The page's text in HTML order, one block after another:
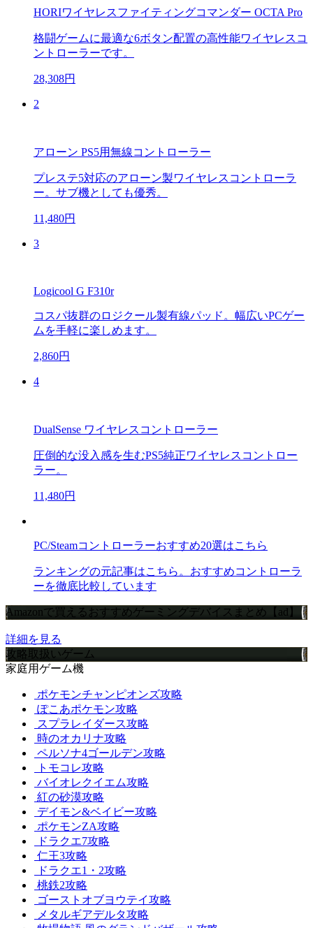
HORIワイヤレスファイティングコマンダー OCTA Pro
格闘ゲームに最適な6ボタン配置の高性能ワイヤレスコ
ントローラーです。
28,308円
2
アローン PS5用無線コントローラー
プレステ5対応のアローン製ワイヤレスコントローラ
ー。サブ機としても優秀。
11,480円
3
Logicool G F310r
コスパ抜群のロジクール製有線パッド。幅広いPCゲー
ムを手軽に楽しめます。
2,860円
4
DualSense ワイヤレスコントローラー
圧倒的な没入感を生むPS5純正ワイヤレスコントロー
ラー。
11,480円
PC/Steamコントローラーおすすめ20選はこちら
ランキングの元記事はこちら。おすすめコントローラ
ーを徹底比較しています
Amazonで買えるおすすめゲーミングデバイスまとめ【ad】
詳細を見る
攻略取扱いゲーム
家庭用ゲーム機
ポケモンチャンピオンズ攻略
ぽこあポケモン攻略
スプラレイダース攻略
時のオカリナ攻略
ペルソナ4ゴールデン攻略
トモコレ攻略
バイオレクイエム攻略
紅の砂漠攻略
デイモン&ベイビー攻略
ポケモンZA攻略
ドラクエ7攻略
仁王3攻略
ドラクエ1・2攻略
桃鉄2攻略
ゴーストオブヨウテイ攻略
メタルギアデルタ攻略